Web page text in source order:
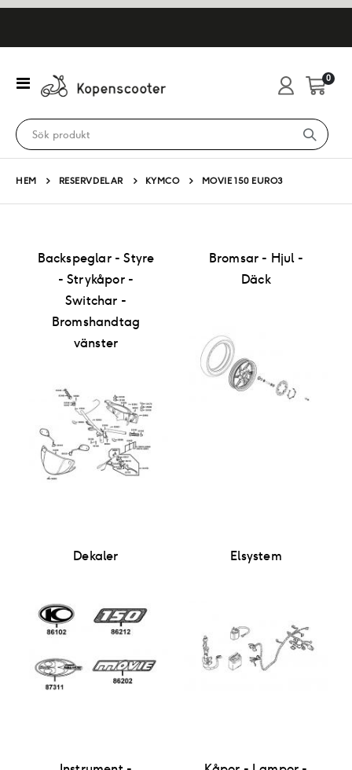
Växla
Nav
Cart
0
HEM RESERVDELAR KYMCO MOVIE 150 EURO3
Backspeglar - Styre
- Strykåpor -
Switchar -
Bromshandtag
vänster
Bromsar - Hjul -
Däck
Dekaler Elsystem